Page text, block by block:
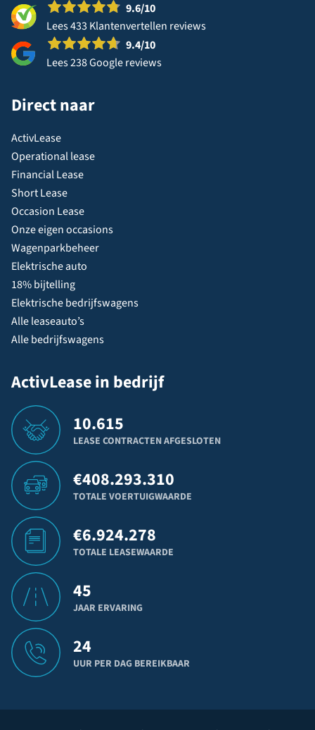
9.6/10
Lees 433 Klantenvertellen reviews
9.4/10
Lees 238 Google reviews
Direct naar
ActivLease
Operational lease
Financial Lease
Short Lease
Occasion Lease
Onze eigen occasions
Wagenparkbeheer
Elektrische auto
18% bijtelling
Elektrische bedrijfswagens
Alle leaseauto’s
Alle bedrijfswagens
ActivLease in bedrijf
10.615
LEASE CONTRACTEN AFGESLOTEN
€408.293.310
TOTALE VOERTUIGWAARDE
€6.924.278
TOTALE LEASEWAARDE
45
JAAR ERVARING
24
UUR PER DAG BEREIKBAAR